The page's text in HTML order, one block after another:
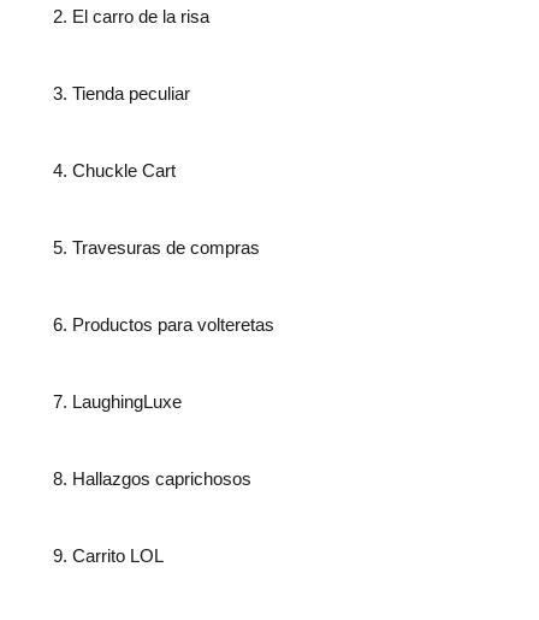
El carro de la risa
Tienda peculiar
Chuckle Cart
Travesuras de compras
Productos para volteretas
LaughingLuxe
Hallazgos caprichosos
Carrito LOL